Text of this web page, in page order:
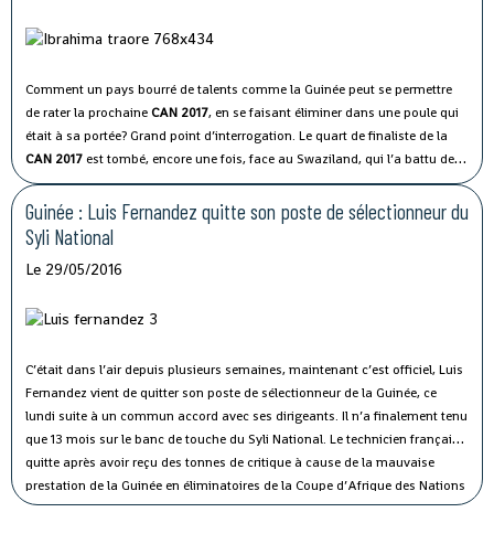
Comment un pays bourré de talents comme la Guinée peut se permettre
de rater la prochaineCAN 2017, en se faisant éliminer dans une poule qui
était à sa portée? Grand point d’interrogation. Le quart de finaliste de la
CAN 2017 est tombé, encore une fois, face au Swaziland, qui l’a battu deux
fois lors de ces éliminatoires! Battus 1-0, ils pointent à trois points de leur
adversaire du jour qu’ils ne pourront pas dépasser lors de la dernière
journée, puisque ce sont les confrontations directes qui trancheront, en
cas d’égalité de points.
Guinée : Luis Fernandez quitte son poste de sélectionneur du
Syli National
Le 29/05/2016
C’était dans l’air depuis plusieurs semaines, maintenant c’est officiel, Luis
Fernandez vient de quitter son poste de sélectionneur de la Guinée, ce
lundi suite à un commun accord avec ses dirigeants. Il n’a finalement tenu
que 13 mois sur le banc de touche du Syli National. Le technicien français
quitte après avoir reçu des tonnes de critique à cause de la mauvaise
prestation de la Guinée en éliminatoires de la Coupe d’Afrique des Nations
2017.